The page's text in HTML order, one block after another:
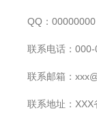
QQ：00000000
联系电话：
联系邮箱：
联系地址：XXX